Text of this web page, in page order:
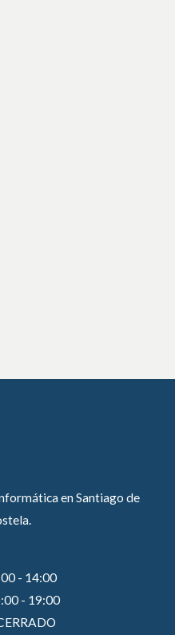
en Santiago de
- 14:00
- 19:00